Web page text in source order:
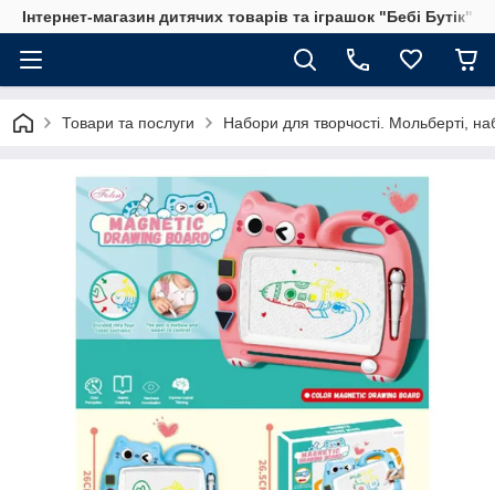
Інтернет-магазин дитячих товарів та іграшок "Бебі Бутік"
Товари та послуги Набори для творчості. Мольберті,